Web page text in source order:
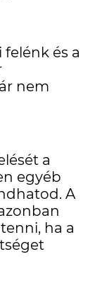
és a
nem
a
egyéb
A
ha a